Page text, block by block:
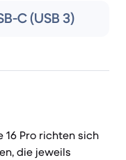
C (USB 3)
16 Pro richten sich
die jeweils